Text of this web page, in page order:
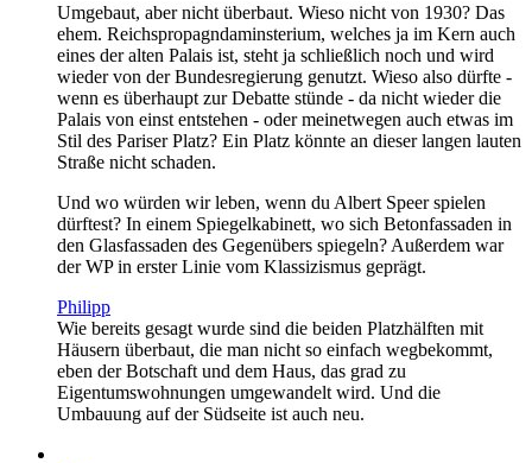
Umgebaut, aber nicht überbaut. Wieso nicht von 1930? Das
ehem. Reichspropagndaminsterium, welches ja im Kern auch
eines der alten Palais ist, steht ja schließlich noch und wird
wieder von der Bundesregierung genutzt. Wieso also dürfte -
wenn es überhaupt zur Debatte stünde - da nicht wieder die
Palais von einst entstehen - oder meinetwegen auch etwas im
Stil des Pariser Platz? Ein Platz könnte an dieser langen lauten
Straße nicht schaden.
Und wo würden wir leben, wenn du Albert Speer spielen
dürftest? In einem Spiegelkabinett, wo sich Betonfassaden in
den Glasfassaden des Gegenübers spiegeln? Außerdem war
der WP in erster Linie vom Klassizismus geprägt.
Philipp
Wie bereits gesagt wurde sind die beiden Platzhälften mit
Häusern überbaut, die man nicht so einfach wegbekommt,
eben der Botschaft und dem Haus, das grad zu
Eigentumswohnungen umgewandelt wird. Und die
Umbauung auf der Südseite ist auch neu.